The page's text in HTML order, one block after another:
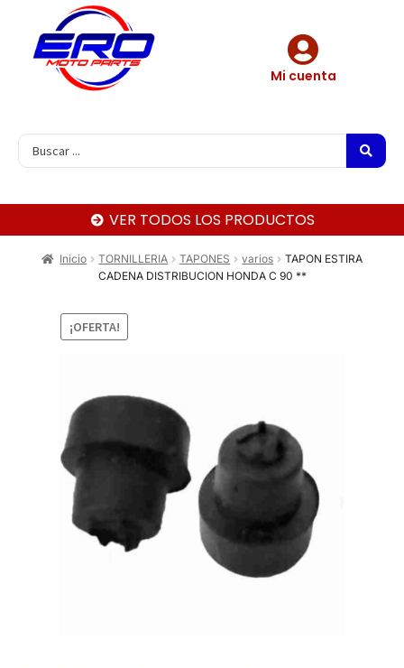
Mi cuenta
VER TODOS LOS PRODUCTOS
Inicio TORNILLERIA TAPONES varios
TAPON ESTIRA
CADENA DISTRIBUCION HONDA C 90 **
¡OFERTA!